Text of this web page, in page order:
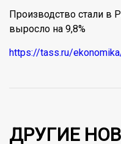
Производство стали в
выросло на 9,8%
https://tass.ru/
ДРУГИЕ